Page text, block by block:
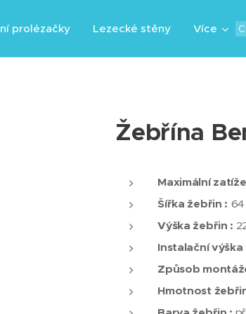
prolézačky Lezecké stěny Více
Žebřína
Maximální
Šířka žebřin :
Výška žebřin :
Instalační
Způsob
Hmotnost